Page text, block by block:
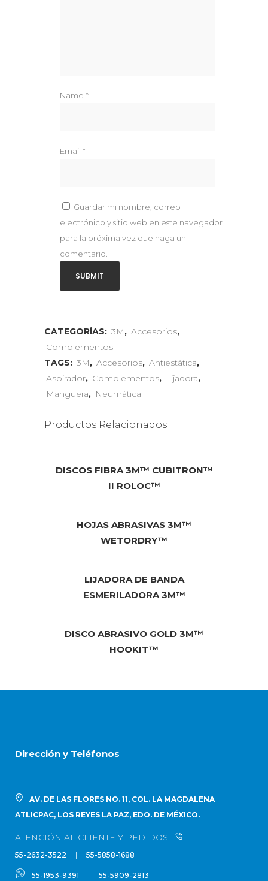
Name *
Email *
Guardar mi nombre, correo
electrónico y sitio web en este navegador
para la próxima vez que haga un
comentario.
CATEGORÍAS: 3M, Accesorios,
Complementos
TAGS: 3M, Accesorios, Antiestática,
Aspirador, Complementos, Lijadora,
Manguera, Neumática
Productos Relacionados
DISCOS FIBRA 3M™ CUBITRON™
II ROLOC™
HOJAS ABRASIVAS 3M™
WETORDRY™
LIJADORA DE BANDA
ESMERILADORA 3M™
DISCO ABRASIVO GOLD 3M™
HOOKIT™
Dirección y Teléfonos
AV. DE LAS FLORES NO. 11, COL. LA MAGDALENA
ATLICPAC, LOS REYES LA PAZ, EDO. DE MÉXICO.
ATENCIÓN AL CLIENTE Y PEDIDOS
55-2632-3522 | 55-5858-1688
55-1953-9391 | 55-5909-2813